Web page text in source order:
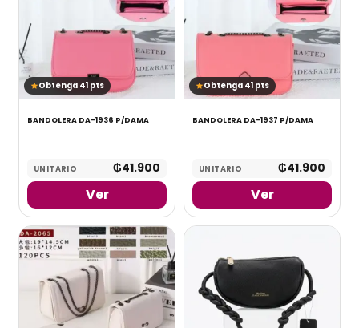
Obtenga 41 pts
BANDOLERA DA-1936 P/DAMA
UNITARIO ₲41.900
Ver
Obtenga 41 pts
BANDOLERA DA-1937 P/DAMA
UNITARIO ₲41.900
Ver